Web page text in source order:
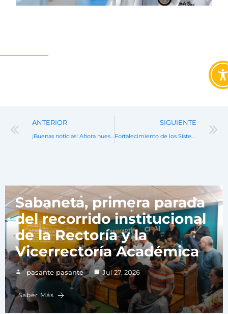
Prev
ANTERIOR
¡Buenas noticias! Ahora nuestra oferta académica cuenta con posgrados
SIGUIENTE
Fortalecimiento de los Sistemas Internos deAseguramiento de la Calidad en las universidades
Sabaneta, primera parada
del recorrido institucional
de la Rectoría y la
Vicerrectoría Académica
pasante pasante Jul 27, 2026
Saber Más